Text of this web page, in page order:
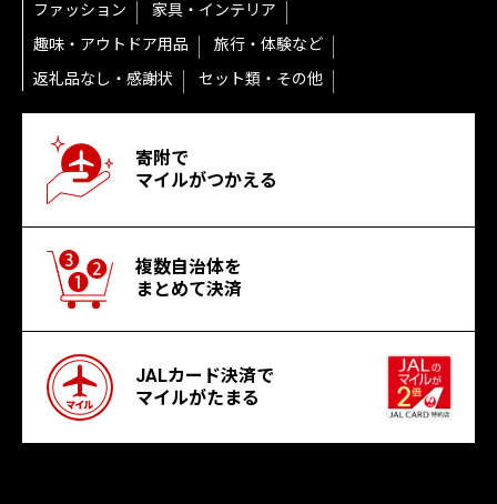
ファッション
家具・インテリア
趣味・アウトドア用品
旅行・体験など
返礼品なし・感謝状
セット類・その他
寄附で
マイルがつかえる
複数自治体を
まとめて決済
JALカード決済で
マイルがたまる